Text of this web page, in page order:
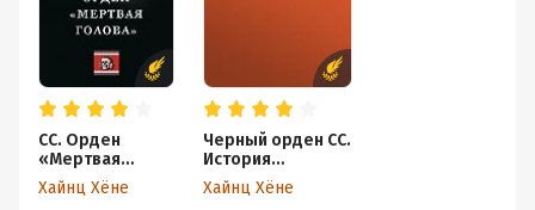
СС. Орден
«Мертвая
голова»
Хайнц Хёне
Черный орден СС.
История
охранных
отрядов
Хайнц Хёне